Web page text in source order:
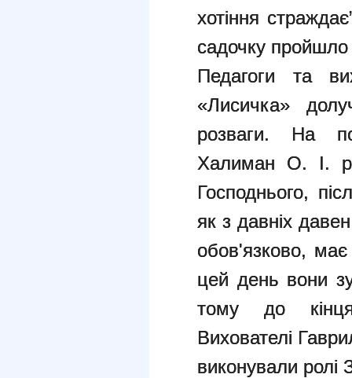
хотіння
садочку пройшло
Педагоги та
«Лисичка»
розваги. На
Халиман О. І.
Господнього,
як з давніх
обов'язково,
цей день вони
тому до
Вихователі
виконували ролі